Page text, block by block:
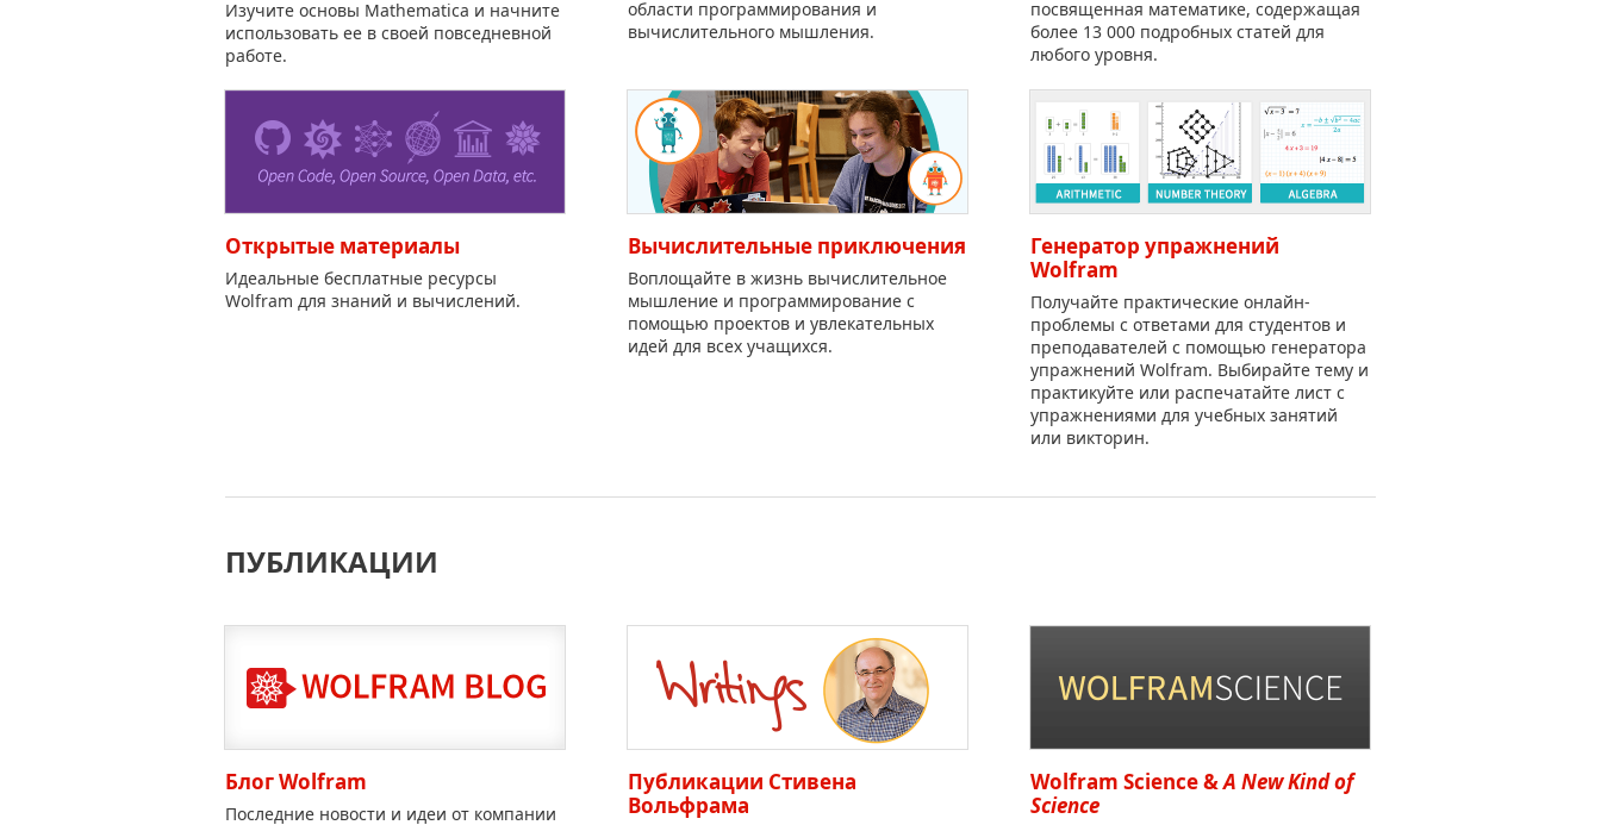
Изучите основы Mathematica и начните
использовать ее в своей повседневной
работе.
области программирования и
вычислительного мышления.
посвященная математике, содержащая
более 13 000 подробных статей для
любого уровня.
Открытые материалы
Идеальные бесплатные ресурсы
Wolfram для знаний и вычислений.
Вычислительные приключения
Воплощайте в жизнь вычислительное
мышление и программирование с
помощью проектов и увлекательных
идей для всех учащихся.
Генератор упражнений
Wolfram
Получайте практические онлайн-
проблемы с ответами для студентов и
преподавателей с помощью генератора
упражнений Wolfram. Выбирайте тему и
практикуйте или распечатайте лист с
упражнениями для учебных занятий
или викторин.
ПУБЛИКАЦИИ
Блог Wolfram
Последние новости и идеи от компании
Публикации Стивена
Вольфрама
Wolfram Science &A New Kind of
Science